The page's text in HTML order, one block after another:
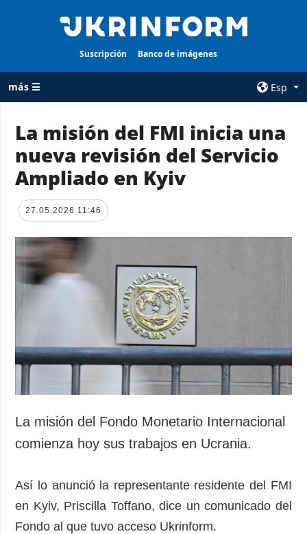
Suscripción Banco de imágenes
más ☰
Esp
TODAS LAS
CATEGORÍAS
Guerra
Reconstrucción
Política
Economía
Defensa
Deportes
Desastres y
AGENCIA
privacidad y
protección de
datos personales
ADICIONAL
Publicaciones
Entrevistas
Fotos
SERVICIOS
Banco de
La misión del FMI inicia una
nueva revisión del Servicio
Ampliado en Kyiv
27.05.2026 11:46
La misión del Fondo Monetario Internacional
comienza hoy sus trabajos en Ucrania.
Así lo anunció la representante residente del FMI
en Kyiv, Priscilla Toffano, dice un comunicado del
Fondo al que tuvo acceso Ukrinform.